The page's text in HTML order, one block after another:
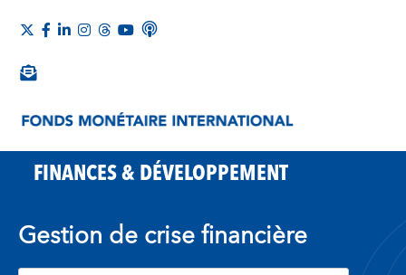
FINANCES & DÉVELOPPEMENT
Gestion de crise financière